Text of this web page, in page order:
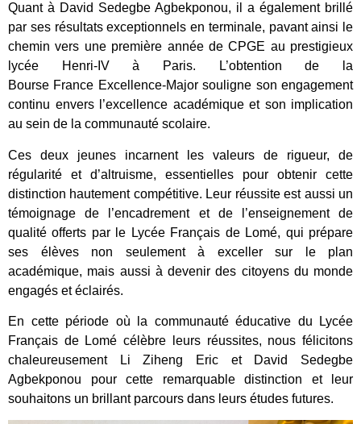
Quant à David Sedegbe Agbekponou, il a également brillé
par ses résultats exceptionnels en terminale, pavant ainsi le
chemin vers une première année de CPGE au prestigieux
lycée Henri-IV à Paris. L’obtention de la
Bourse France Excellence-Major souligne son engagement
continu envers l’excellence académique et son implication
au sein de la communauté scolaire.
Ces deux jeunes incarnent les valeurs de rigueur, de
régularité et d’altruisme, essentielles pour obtenir cette
distinction hautement compétitive. Leur réussite est aussi un
témoignage de l’encadrement et de l’enseignement de
qualité offerts par le Lycée Français de Lomé, qui prépare
ses élèves non seulement à exceller sur le plan
académique, mais aussi à devenir des citoyens du monde
engagés et éclairés.
En cette période où la communauté éducative du Lycée
Français de Lomé célèbre leurs réussites, nous félicitons
chaleureusement Li Ziheng Eric et David Sedegbe
Agbekponou pour cette remarquable distinction et leur
souhaitons un brillant parcours dans leurs études futures.